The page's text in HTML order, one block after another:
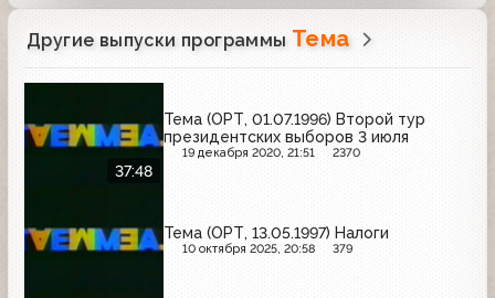
Другие выпуски программы Тема
37:48
Тема (ОРТ, 01.07.1996) Второй тур
президентских выборов 3 июля
19 декабря 2020, 21:51 2370
Тема (ОРТ, 13.05.1997) Налоги
10 октября 2025, 20:58 379